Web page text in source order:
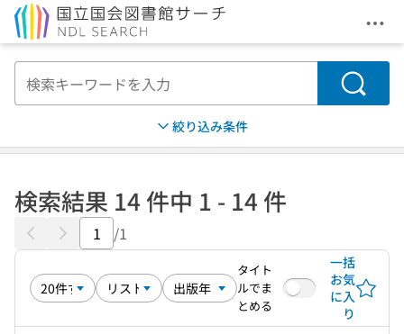
メ
検索
絞り込み条件
検索結果 14 件中 1 - 14 件
/1
タイト
ルでま
とめる
一括
お気
に入
り